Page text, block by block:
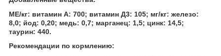
МЕ/кг: витамин А: 700; витамин Д3: 105; мг/кг: железо:
8,0; йод: 0,20; медь: 0,7; марганец: 1,5; цинк: 14,5;
таурин: 440.
Рекомендации по кормлению: